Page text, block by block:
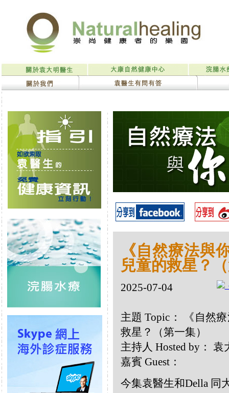
《自然療法與
兒童的救星？
2025-07-04
主題 Topic： 《自然
救星？（第一集）
主持人 Hosted by：
嘉賓 Guest：
今集袁醫生和Della 同